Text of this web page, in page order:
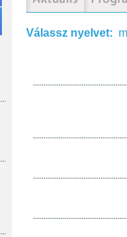
Válassz nyelvet: